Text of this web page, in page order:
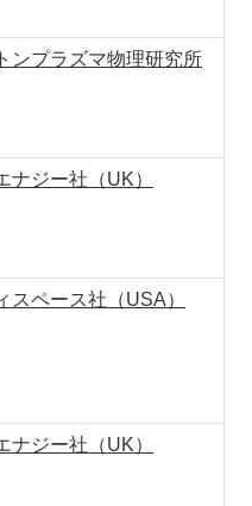
ンプラズマ物理研究所
ナジー社（UK）
スペース社（USA）
ナジー社（UK）